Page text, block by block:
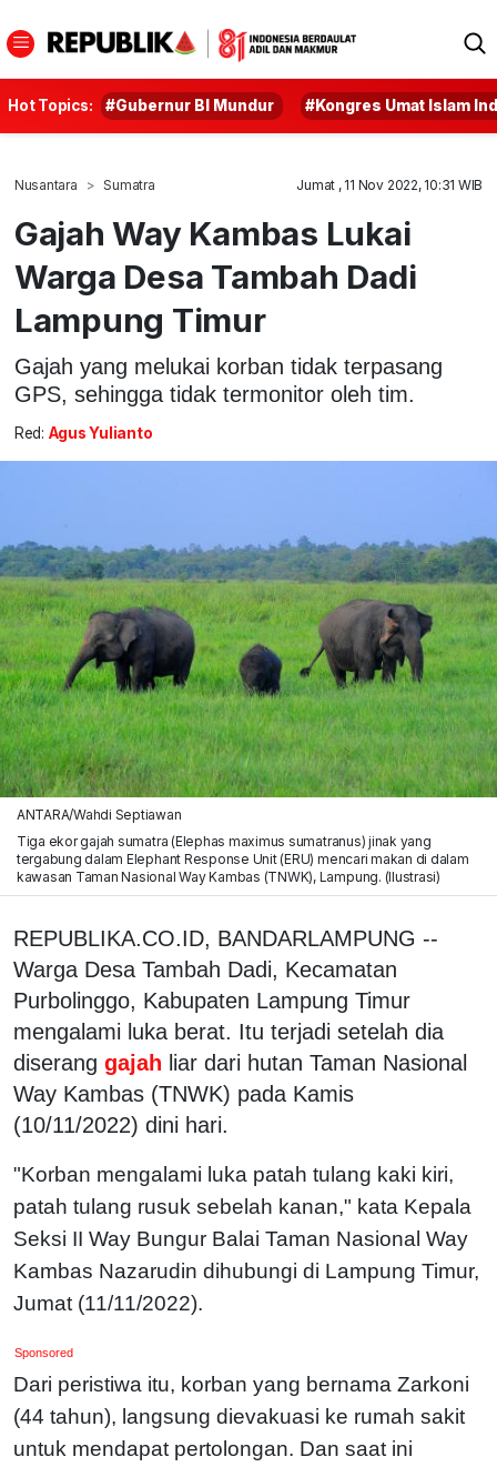
Hot Topics: #Gubernur BI Mundur #Kongres Umat Islam
Nusantara Sumatra Jumat , 11 Nov 2022, 10:31 WIB
Gajah Way Kambas Lukai
Warga Desa Tambah Dadi
Lampung Timur
Gajah yang melukai korban tidak terpasang
GPS, sehingga tidak termonitor oleh tim.
Red: Agus Yulianto
ANTARA/Wahdi Septiawan
Tiga ekor gajah sumatra (Elephas maximus sumatranus) jinak yang
tergabung dalam Elephant Response Unit (ERU) mencari makan di dalam
kawasan Taman Nasional Way Kambas (TNWK), Lampung. (Ilustrasi)
REPUBLIKA.CO.ID, BANDARLAMPUNG --
Warga Desa Tambah Dadi, Kecamatan
Purbolinggo, Kabupaten Lampung Timur
mengalami luka berat. Itu terjadi setelah dia
diserang gajah liar dari hutan Taman Nasional
Way Kambas (TNWK) pada Kamis
(10/11/2022) dini hari.
"Korban mengalami luka patah tulang kaki kiri,
patah tulang rusuk sebelah kanan," kata Kepala
Seksi II Way Bungur Balai Taman Nasional Way
Kambas Nazarudin dihubungi di Lampung Timur,
Jumat (11/11/2022).
Sponsored
Dari peristiwa itu, korban yang bernama Zarkoni
(44 tahun), langsung dievakuasi ke rumah sakit
untuk mendapat pertolongan. Dan saat ini